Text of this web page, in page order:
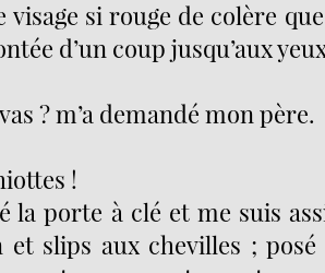
visage si rouge de colère
d’un coup jusqu’aux
? m’a demandé mon père.
!
la porte à clé et me suis
et slips aux chevilles ;